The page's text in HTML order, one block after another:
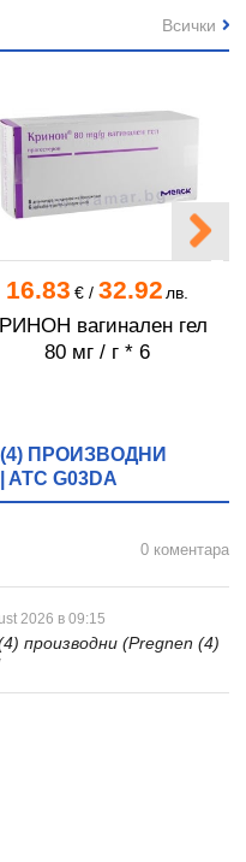
16.83 €/ 32.92 лв.
вагинален гел
80 мг / г * 6
Всички
ПРОИЗВОДНИ
ATC G03DA
0 коментара
2026 в 09:15
производни (Pregnen (4)